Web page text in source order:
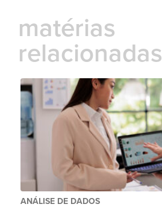
matérias
relacionadas
ANÁLISE DE DADOS